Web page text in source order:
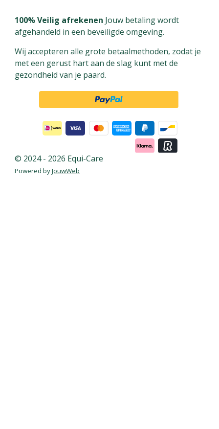
e
b
o
k
t
e
e
s
t
k
e
I
n
100% Veilig afrekenen Jouw betaling wordt
afgehandeld in een beveiligde omgeving.
Wij accepteren alle grote betaalmethoden, zodat je
met een gerust hart aan de slag kunt met de
gezondheid van je paard.
© 2024 - 2026 Equi-Care
Powered byJouwWeb